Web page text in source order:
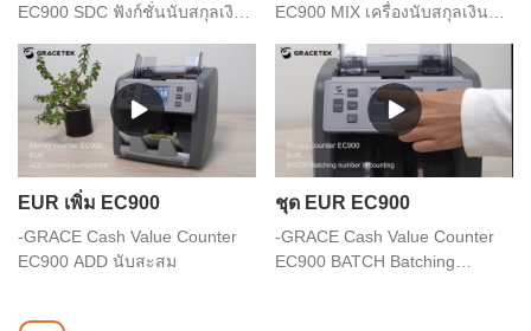
EC900 SDC ฟังก์ชั่นนับสกุลเงิน
EC900 MIX เครื่องนับสกุลเงิน
EUR เพิ่ม EC900
-GRACE Cash Value Counter
EC900 ADD นับสะสม
ชุด EUR EC900
-GRACE Cash Value Counter
EC900 BATCH Batching